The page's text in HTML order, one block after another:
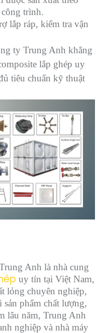
trình.
lắp ráp, kiểm tra vận
ty Trung Anh khẳng
lắp ghép uy
tiêu chuẩn kỹ thuật
Anh là nhà cung
uy tín tại Việt Nam,
lỏng chuyên nghiệp,
phẩm chất lượng,
lâu năm, Trung Anh
nghiệp và nhà máy